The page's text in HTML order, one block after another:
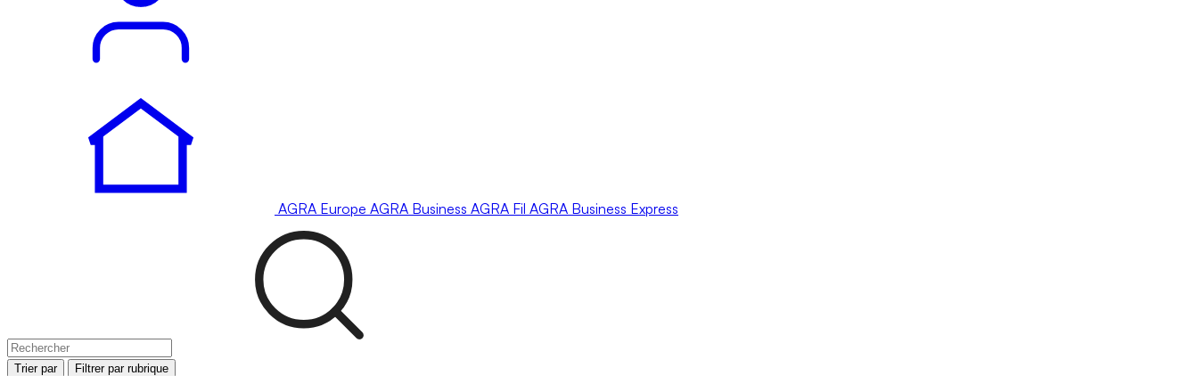
AGRA Europe AGRA Business AGRA Fil AGRA Business Express
Trier par Filtrer par rubrique